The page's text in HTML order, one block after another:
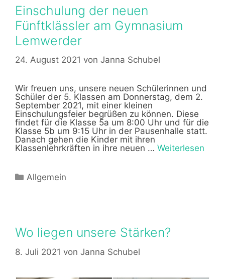
Einschulung der neuen
Fünftklässler am Gymnasium
Lemwerder
24. August 2021 von Janna Schubel
Wir freuen uns, unsere neuen Schülerinnen und
Schüler der 5. Klassen am Donnerstag, dem 2.
September 2021, mit einer kleinen
Einschulungsfeier begrüßen zu können. Diese
findet für die Klasse 5a um 8:00 Uhr und für die
Klasse 5b um 9:15 Uhr in der Pausenhalle statt.
Danach gehen die Kinder mit ihren
Klassenlehrkräften in ihre neuen … Weiterlesen
Kategorien
Allgemein
Wo liegen unsere Stärken?
8. Juli 2021 von Janna Schubel